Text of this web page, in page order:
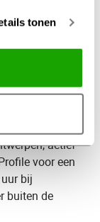
tonen
heeft Profile
Met de
dat
actief
voor een
bij
buiten de